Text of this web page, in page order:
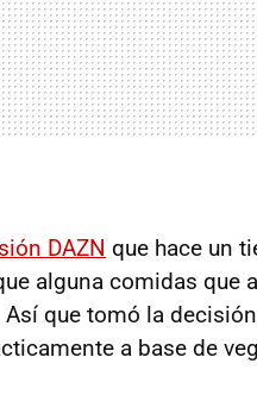
DAZN que hace un
alguna comidas que
que tomó la
a base de